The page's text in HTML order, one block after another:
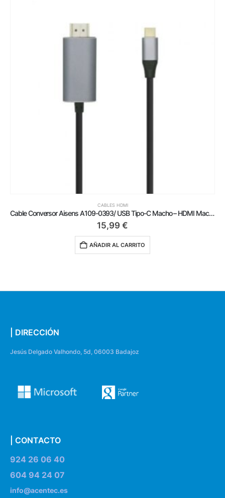
CABLES HDMI
Cable Conversor Aisens A109-0393/ USB Tipo-C Macho – HDMI Macho/ Hasta 27W/ 1250Mbps/ 1.8m/ Negro
15,99 €
AÑADIR AL CARRITO
| DIRECCIÓN
Jesús Delgado Valhondo, 5d, 06003 Badajoz
| CONTACTO
924 26 06 40
604 94 24 07
info@acentec.es